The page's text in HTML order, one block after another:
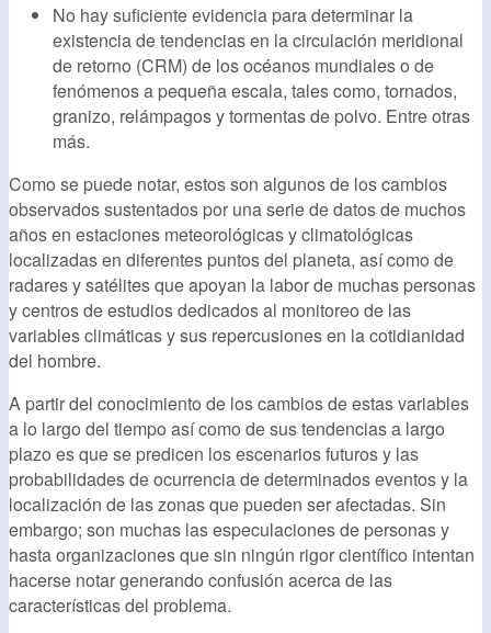
No hay suficiente evidencia para determinar la
existencia de tendencias en la circulación meridional
de retorno (CRM) de los océanos mundiales o de
fenómenos a pequeña escala, tales como, tornados,
granizo, relámpagos y tormentas de polvo. Entre otras
más.
Como se puede notar, estos son algunos de los cambios
observados sustentados por una serie de datos de muchos
años en estaciones meteorológicas y climatológicas
localizadas en diferentes puntos del planeta, así como de
radares y satélites que apoyan la labor de muchas personas
y centros de estudios dedicados al monitoreo de las
variables climáticas y sus repercusiones en la cotidianidad
del hombre.
A partir del conocimiento de los cambios de estas variables
a lo largo del tiempo así como de sus tendencias a largo
plazo es que se predicen los escenarios futuros y las
probabilidades de ocurrencia de determinados eventos y la
localización de las zonas que pueden ser afectadas. Sin
embargo; son muchas las especulaciones de personas y
hasta organizaciones que sin ningún rigor científico intentan
hacerse notar generando confusión acerca de las
características del problema.